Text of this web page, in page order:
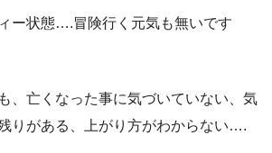
ー状態….冒険行く元気も無いです
、亡くなった事に気づいていない、気
りがある、上がり方がわからない….